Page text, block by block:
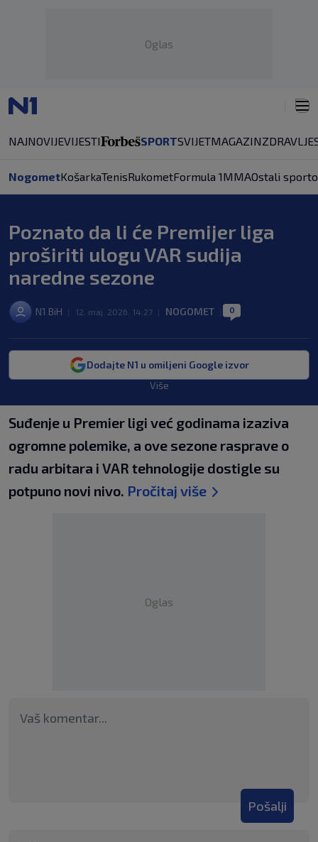
Oglas
NAJNOVIJEVIJESTI SPORTSVIJETMAGAZINZDRAVLJE
NogometKošarkaTenisRukometFormula 1MMAOstali
Poznato da li će Premijer liga
proširiti ulogu VAR sudija
naredne sezone
N1 BiH 12. maj. 2026. 14:27 NOGOMET 0
Dodajte N1 u omiljeni Google izvor
Više
Suđenje u Premier ligi već godinama izaziva
ogromne polemike, a ove sezone rasprave o
radu arbitara i VAR tehnologije dostigle su
potpuno novi nivo. Pročitaj više
Oglas
Pošalji